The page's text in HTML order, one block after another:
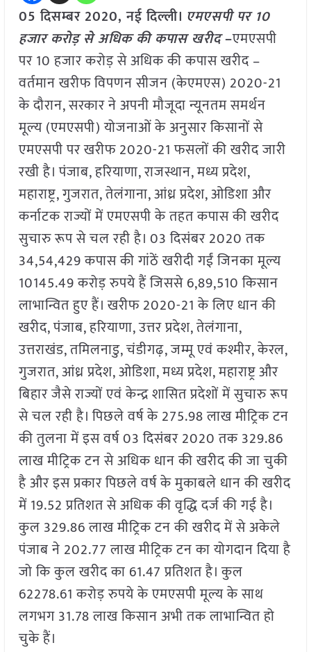
05 दिसम्बर 2020, नई दिल्ली। एमएसपी पर 10
हजार करोड़ से अधिक की कपास खरीद–एमएसपी
पर 10 हजार करोड़ से अधिक की कपास खरीद –
वर्तमान खरीफ विपणन सीजन (केएमएस) 2020-21
के दौरान, सरकार ने अपनी मौजूदा न्यूनतम समर्थन
मूल्य (एमएसपी) योजनाओं के अनुसार किसानों से
एमएसपी पर खरीफ 2020-21 फसलों की खरीद जारी
रखी है। पंजाब, हरियाणा, राजस्थान, मध्य प्रदेश,
महाराष्ट्र, गुजरात, तेलंगाना, आंध्र प्रदेश, ओडिशा और
कर्नाटक राज्यों में एमएसपी के तहत कपास की खरीद
सुचारु रूप से चल रही है। 03 दिसंबर 2020 तक
34,54,429 कपास की गांठें खरीदी गईं जिनका मूल्य
10145.49 करोड़ रुपये हैं जिससे 6,89,510 किसान
लाभान्वित हुए हैं। खरीफ 2020-21 के लिए धान की
खरीद, पंजाब, हरियाणा, उत्तर प्रदेश, तेलंगाना,
उत्तराखंड, तमिलनाडु, चंडीगढ़, जम्मू एवं कश्मीर, केरल,
गुजरात, आंध्र प्रदेश, ओडिशा, मध्य प्रदेश, महाराष्ट्र और
बिहार जैसे राज्यों एवं केन्द्र शासित प्रदेशों में सुचारु रूप
से चल रही है। पिछले वर्ष के 275.98 लाख मीट्रिक टन
की तुलना में इस वर्ष 03 दिसंबर 2020 तक 329.86
लाख मीट्रिक टन से अधिक धान की खरीद की जा चुकी
है और इस प्रकार पिछले वर्ष के मुकाबले धान की खरीद
में 19.52 प्रतिशत से अधिक की वृद्धि दर्ज की गई है।
कुल 329.86 लाख मीट्रिक टन की खरीद में से अकेले
पंजाब ने 202.77 लाख मीट्रिक टन का योगदान दिया है
जो कि कुल खरीद का 61.47 प्रतिशत है। कुल
62278.61 करोड़ रुपये के एमएसपी मूल्य के साथ
लगभग 31.78 लाख किसान अभी तक लाभान्वित हो
चुके हैं।